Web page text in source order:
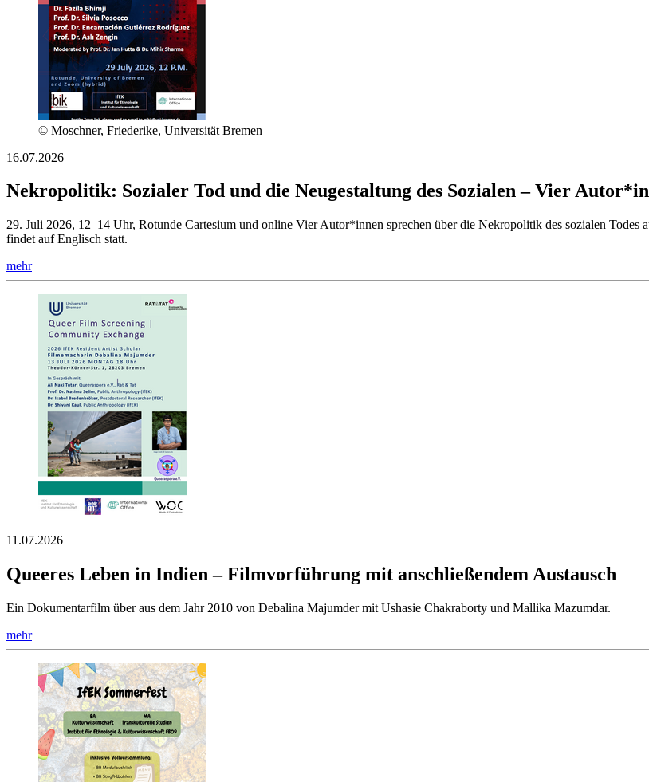
© Moschner, Friederike, Universität Bremen
16.07.2026
Nekropolitik: Sozialer Tod und die Neugestaltung des Sozialen – Vier
29. Juli 2026, 12–14 Uhr, Rotunde Cartesium und online Vier Autor*innen sprechen über die Nekropolitik des sozialen Todes
findet auf Englisch statt.
mehr
11.07.2026
Queeres Leben in Indien – Filmvorführung mit anschließendem Austausch
Ein Dokumentarfilm über aus dem Jahr 2010 von Debalina Majumder mit Ushasie Chakraborty und Mallika Mazumdar.
mehr